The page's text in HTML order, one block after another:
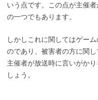
いう点です。この点が主催
の一つでもあります。
しかしこれに関してはゲー
のであり、被害者の方に関
主催者が放送時に言いがか
しょう。